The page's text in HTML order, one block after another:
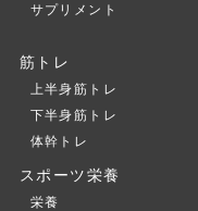
サプリメント
筋トレ
上半身筋トレ
下半身筋トレ
体幹トレ
スポーツ栄養
栄養